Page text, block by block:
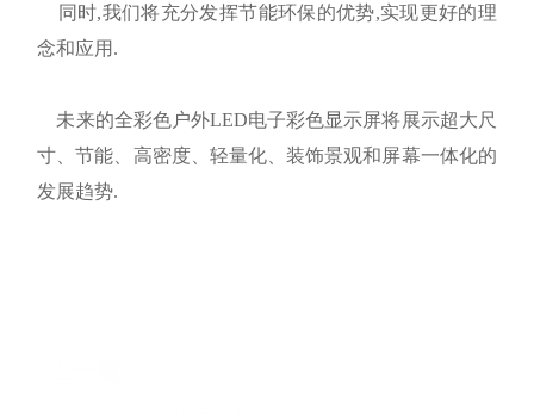
同时,我们将充分发挥节能环保的优势,实现更好的理
念和应用.
未来的全彩色户外LED电子彩色显示屏将展示超大尺
寸、节能、高密度、轻量化、装饰景观和屏幕一体化的
发展趋势.